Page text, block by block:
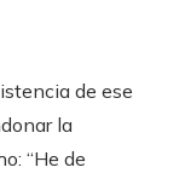
de ese
la
“He de